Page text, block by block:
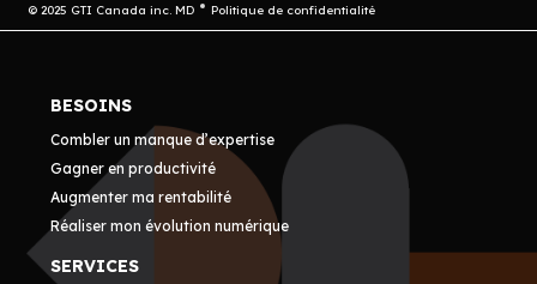
© 2025 GTI Canada inc. MD Politique de confidentialité
BESOINS
Combler un manque d’expertise
Gagner en productivité
Augmenter ma rentabilité
Réaliser mon évolution numérique
SERVICES